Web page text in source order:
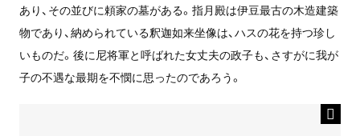
あり、その並びに頼家の墓がある。指月殿は伊豆最古の木造建築
物であり、納められている釈迦如来坐像は、ハスの花を持つ珍し
いものだ。後に尼将軍と呼ばれた女丈夫の政子も、さすがに我が
子の不遇な最期を不憫に思ったのであろう。